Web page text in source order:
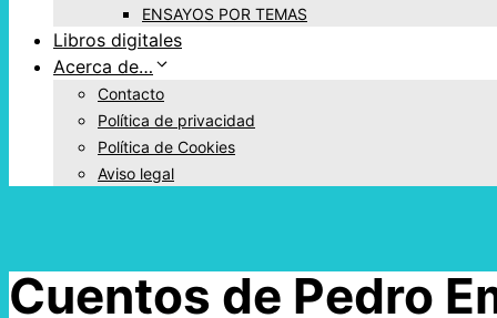
ENSAYOS POR TEMAS
Libros digitales
Acerca de…
Contacto
Política de privacidad
Política de Cookies
Aviso legal
Cuentos de Pedro